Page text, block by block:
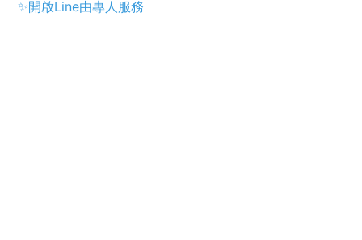
✨開啟Line由專人服務